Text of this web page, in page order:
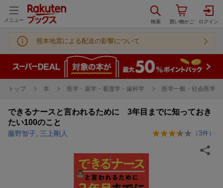
メニュー
熊本地震による配送の影響について
トップ 本 医学・薬学・看護学・歯科学 医学一般・社会医学
できるナースと言われるために 3年目までに知っておき
たい100のこと
藤野智子 三上剛人 （ 3件）